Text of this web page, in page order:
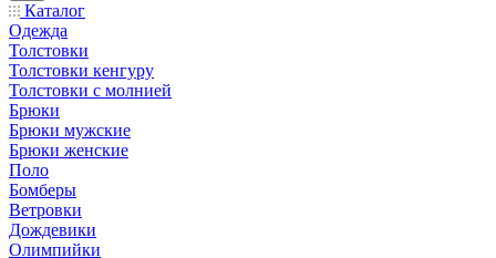
Каталог
Одежда
Толстовки
Толстовки кенгуру
Толстовки с молнией
Брюки
Брюки мужские
Брюки женские
Поло
Бомберы
Ветровки
Дождевики
Олимпийки